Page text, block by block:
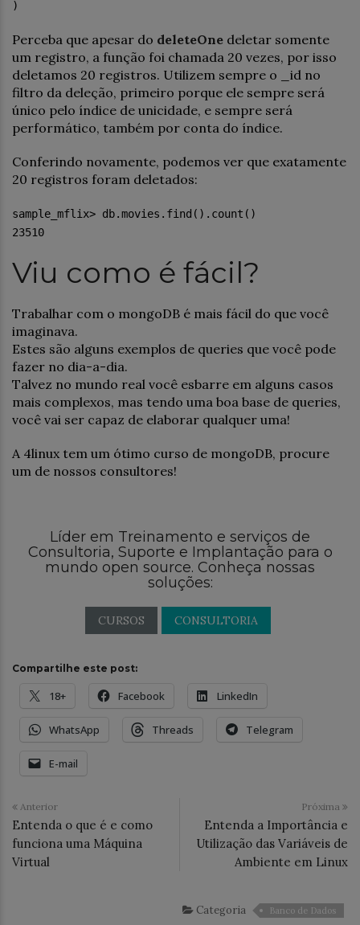
)
Perceba que apesar do deleteOne deletar somente
um registro, a função foi chamada 20 vezes, por isso
deletamos 20 registros. Utilizem sempre o _id no
filtro da deleção, primeiro porque ele sempre será
único pelo índice de unicidade, e sempre será
performático, também por conta do índice.
Conferindo novamente, podemos ver que exatamente
20 registros foram deletados:
sample_mflix> db.movies.find().count()
23510
Viu como é fácil?
Trabalhar com o mongoDB é mais fácil do que você
imaginava.
Estes são alguns exemplos de queries que você pode
fazer no dia-a-dia.
Talvez no mundo real você esbarre em alguns casos
mais complexos, mas tendo uma boa base de queries,
você vai ser capaz de elaborar qualquer uma!
A 4linux tem um ótimo curso de mongoDB, procure
um de nossos consultores!
Líder em Treinamento e serviços de
Consultoria, Suporte e Implantação para o
mundo open source. Conheça nossas
soluções:
CURSOS CONSULTORIA
Compartilhe este post:
18+ Facebook LinkedIn
WhatsApp Threads Telegram
E-mail
Anterior
Entenda o que é e como
funciona uma Máquina
Virtual
Próxima
Entenda a Importância e
Utilização das Variáveis de
Ambiente em Linux
Categoria Banco de Dados